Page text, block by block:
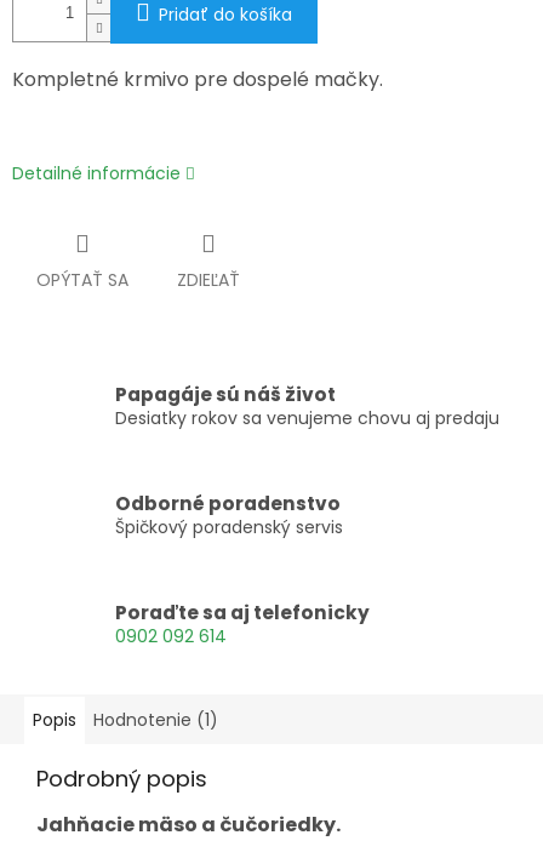
Pridať do košíka
Kompletné krmivo pre dospelé mačky.
Detailné informácie
OPÝTAŤ SA ZDIEĽAŤ
Papagáje sú náš život
Desiatky rokov sa venujeme chovu aj predaju
Odborné poradenstvo
Špičkový poradenský servis
Poraďte sa aj telefonicky
0902 092 614
Popis Hodnotenie (1)
Podrobný popis
Jahňacie mäso a čučoriedky.